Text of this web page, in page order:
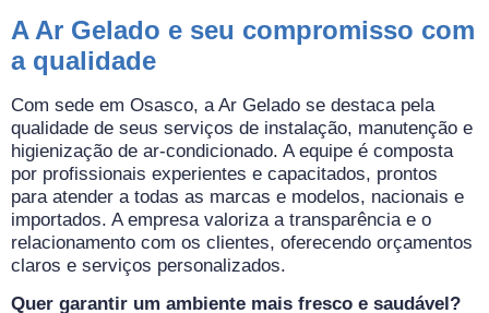
A Ar Gelado e seu compromisso com
a qualidade
Com sede em Osasco, a Ar Gelado se destaca pela
qualidade de seus serviços de instalação, manutenção e
higienização de ar-condicionado. A equipe é composta
por profissionais experientes e capacitados, prontos
para atender a todas as marcas e modelos, nacionais e
importados. A empresa valoriza a transparência e o
relacionamento com os clientes, oferecendo orçamentos
claros e serviços personalizados.
Quer garantir um ambiente mais fresco e saudável?